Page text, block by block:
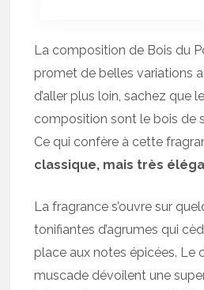
La composition de Bois du
promet de belles variations
d’aller plus loin, sachez que
composition sont le bois de
Ce qui confère à cette
classique, mais très
La fragrance s’ouvre sur
tonifiantes d’agrumes qui
place aux notes épicées. Le
muscade dévoilent une